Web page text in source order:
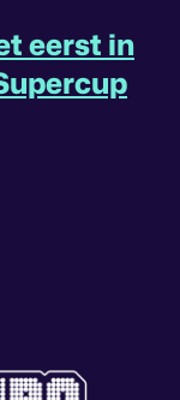
eerst in